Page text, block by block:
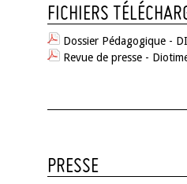
FICHIERS
Dossier Pédagogique -
Revue de presse -
PRESSE